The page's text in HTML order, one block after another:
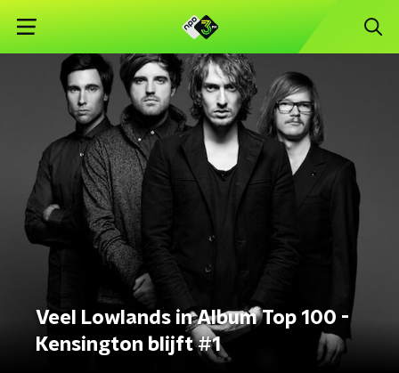
Veel Lowlands in Album Top 100 -
Kensington blijft #1